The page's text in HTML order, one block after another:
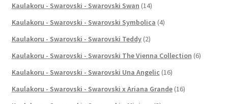
Kaulakoru - Swarovski - Swarovski Swan (14)
Kaulakoru - Swarovski - Swarovski Symbolica (4)
Kaulakoru - Swarovski - Swarovski Teddy (2)
Kaulakoru - Swarovski - Swarovski The Vienna Collection (6)
Kaulakoru - Swarovski - Swarovski Una Angelic (16)
Kaulakoru - Swarovski - Swarovski x Ariana Grande (16)